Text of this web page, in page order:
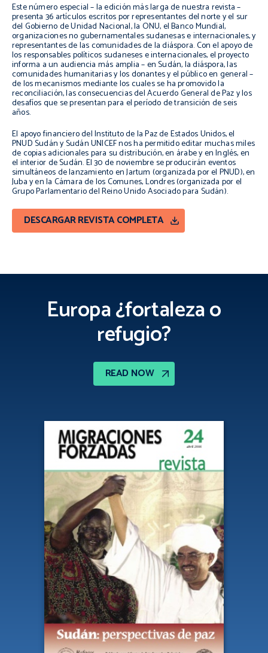
Este número especial – la edición más larga de nuestra revista –
presenta 36 artículos escritos por representantes del norte y el sur
del Gobierno de Unidad Nacional, la ONU, el Banco Mundial,
organizaciones no gubernamentales sudanesas e internacionales, y
representantes de las comunidades de la diáspora. Con el apoyo de
los responsables políticos sudaneses e internacionales, el proyecto
informa a un audiencia más amplia – en Sudán, la diáspora, las
comunidades humanitarias y los donantes y el público en general –
de los mecanismos mediante los cuales se ha promovido la
reconciliación, las consecuencias del Acuerdo General de Paz y los
desafíos que se presentan para el período de transición de seis
años.
El apoyo financiero del Instituto de la Paz de Estados Unidos, el
PNUD Sudán y Sudán UNICEF nos ha permitido editar muchas miles
de copias adicionales para su distribución, en árabe y en Inglés, en
el interior de Sudán. El 30 de noviembre se producirán eventos
simultáneos de lanzamiento en Jartum (organizada por el PNUD), en
Juba y en la Cámara de los Comunes, Londres (organizada por el
Grupo Parlamentario del Reino Unido Asociado para Sudán).
DESCARGAR REVISTA COMPLETA
Europa ¿fortaleza o
refugio?
READ NOW